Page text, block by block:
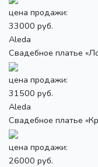
цена продажи:
33000 руб.
Aleda
Свадебное платье
цена продажи:
31500 руб.
Aleda
Свадебное платье
цена продажи:
26000 руб.